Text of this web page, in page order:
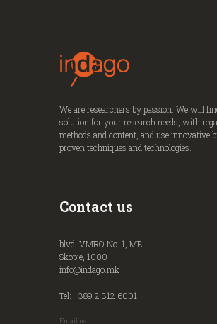
We are researchers by passion. We will
solution for your research needs, with
methods and content, and use innovative
proven techniques and technologies.
Contact us
blvd. VMRO No. 1, ME
Skopje, 1000
info@indago.mk
Tel: +389 2 312 6001
Email us